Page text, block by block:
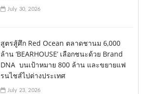
July 30, 2026
สูตรสู้ศึก Red Ocean ตลาดชานม 6,000
ล้าน ‘BEARHOUSE’ เลือกชนะด้วย Brand
DNA บนเป้าหมาย 800 ล้าน และขยายแฟ
รนไชส์ไปต่างประเทศ
July 23, 2026